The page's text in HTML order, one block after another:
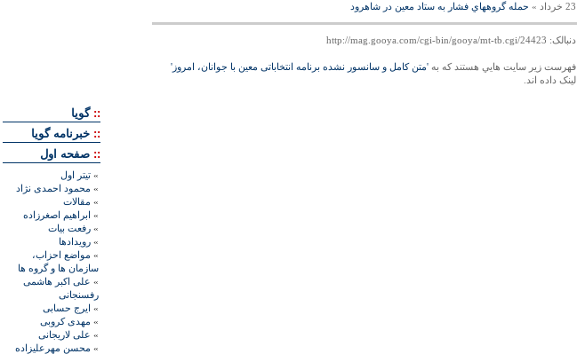
23 خرداد »
حمله گروههاي فشار به ستاد معين در شاهرود
دنبالک: http://mag.gooya.com/cgi-bin/gooya/mt-tb.cgi/24423
فهرست زير سايت هايي هستند که به 'متن کامل و سانسور نشده برنامه انتخاباتی معین با جوانان، امروز'
لينک داده اند.
::گويا
:: خبرنامه گويا
:: صفحه اول
» تيتر اول
» محمود احمدی نژاد
» مقالات
» ابراهيم اصغرزاده
» رفعت بیات
» رويدادها
» مواضع احزاب،
سازمان ها و گروه ها
» علی اکبر هاشمی
رفسنجانی
» ايرج حسابی
» مهدی کروبی
» علی لاريجانی
» محسن مهرعليزاده